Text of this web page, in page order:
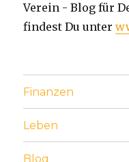
Verein - Blog für
findest Du unter
Finanzen
Leben
Blog